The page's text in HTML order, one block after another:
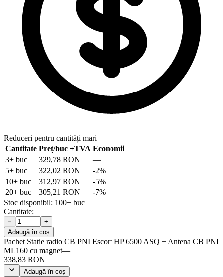
Reduceri pentru cantități mari
Cantitate Preț/buc +TVA Economii
3+ buc 329,78 RON
—
5+ buc 322,02 RON -2%
10+ buc 312,97 RON -5%
20+ buc 305,21 RON -7%
Stoc disponibil: 100+ buc
Cantitate:
−
+
Adaugă în coș
Pachet Statie radio CB PNI Escort HP 6500 ASQ + Antena CB PNI
ML160 cu magnet—
338,83 RON
Adaugă în coș